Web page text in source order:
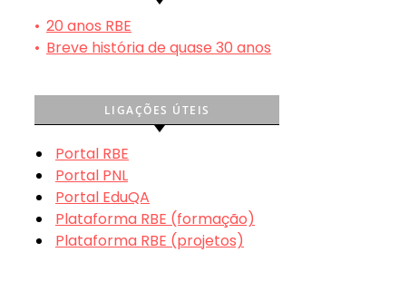
• 20 anos RBE
• Breve história de quase 30 anos
LIGAÇÕES ÚTEIS
Portal RBE
Portal PNL
Portal EduQA
Plataforma RBE (formação)
Plataforma RBE (projetos)